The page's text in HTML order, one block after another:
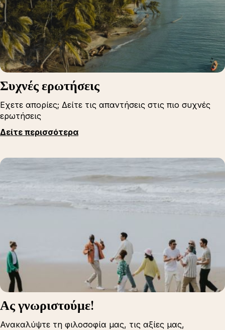
Συχνές ερωτήσεις
Εχετε απορίες; Δείτε τις απαντήσεις στις πιο συχνές
ερωτήσεις
Δείτε περισσότερα
Ας γνωριστούμε!
Ανακαλύψτε τη φιλοσοφία μας, τις αξίες μας,